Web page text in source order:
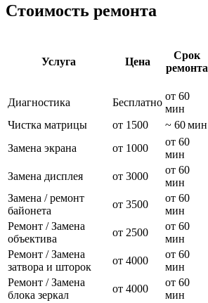
Стоимость ремонта
Услуга Цена
Срок
ремонта
Диагностика
Бесплатно
от 60
мин
Чистка матрицы от 1500 ~ 60 мин
Замена экрана от 1000
от 60
мин
Замена дисплея от 3000
от 60
мин
Замена / ремонт
байонета
от 3500
от 60
мин
Ремонт / Замена
объектива
от 2500
от 60
мин
Ремонт / Замена
затвора и шторок
от 4000
от 60
мин
Ремонт / Замена
блока зеркал
от 4000
от 60
мин